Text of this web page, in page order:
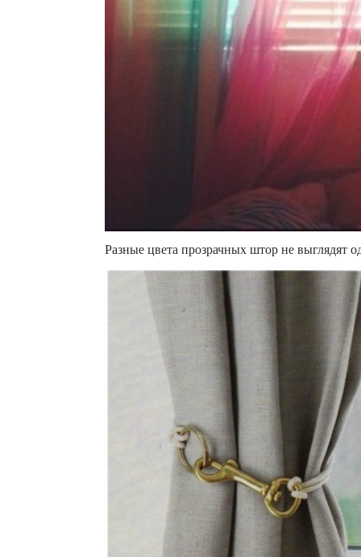
Разные цвета прозрачных штор не выглядят